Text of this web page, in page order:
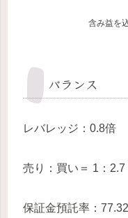
含み益を
バランス
レバレッジ：0.8倍
売り：買い＝ 1：2.7
保証金預託率：